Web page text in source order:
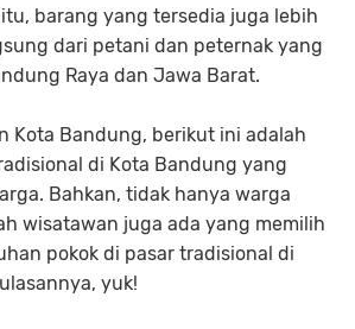
itu, barang yang tersedia juga lebih
dari petani dan peternak yang
Raya dan Jawa Barat.
Kota Bandung, berikut ini adalah
di Kota Bandung yang
Bahkan, tidak hanya warga
wisatawan juga ada yang memilih
pokok di pasar tradisional di
yuk!